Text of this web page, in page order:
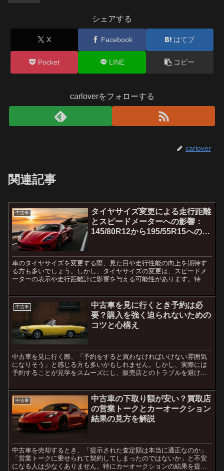
シェアする
X Facebook はてブ
Pocket LINE コピー
carloverをフォローする
carlover
関連記事
中古車
タイヤサイズ変更による走行距離
とスピードメーターへの影響：
145/80R12から195/55R15への変
車のタイヤサイズを変更する際、見た目や走行性能の向上を期待す
る方も多いでしょう。しかし、タイヤサイズの変更は、スピードメ
ーターの表示や走行距離計に影響を与える可能性があります。特
中古車
中古車を見に行くとき予約は必
要？購入を強く迫られないための
コツと心構え
中古車を見に行く際、「予約をすると買わなければいけない雰囲気
になりそう」と感じる方も多いかもしれません。しかし、実際には
予約することが見学をスムーズにし、販売店とのトラブルを避ける
点...
中古車
中古車の下取り額が安い？買取店
の営業トークとカーオークション
結果の見方を解説
中古車を売却するとき、「提示された査定額は本当に適正なのか」
「営業トークに乗せられて契約してしまったのではないか」と不安
になる人は少なくありません。特にカーオークションの結果を提示